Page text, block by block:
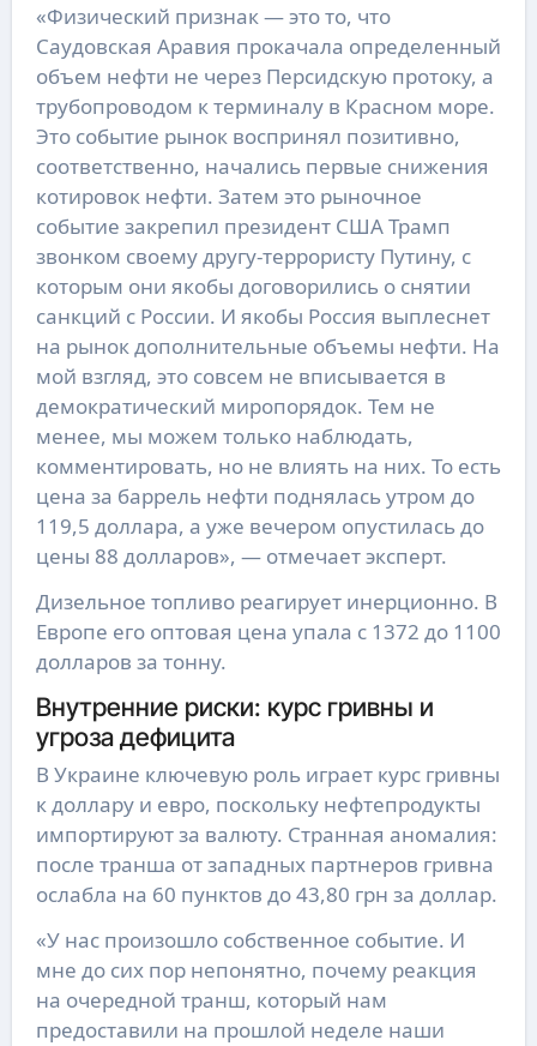
«Физический признак — это то, что
Саудовская Аравия прокачала определенный
объем нефти не через Персидскую протоку, а
трубопроводом к терминалу в Красном море.
Это событие рынок воспринял позитивно,
соответственно, начались первые снижения
котировок нефти. Затем это рыночное
событие закрепил президент США Трамп
звонком своему другу-террористу Путину, с
которым они якобы договорились о снятии
санкций с России. И якобы Россия выплеснет
на рынок дополнительные объемы нефти. На
мой взгляд, это совсем не вписывается в
демократический миропорядок. Тем не
менее, мы можем только наблюдать,
комментировать, но не влиять на них. То есть
цена за баррель нефти поднялась утром до
119,5 доллара, а уже вечером опустилась до
цены 88 долларов», — отмечает эксперт.
Дизельное топливо реагирует инерционно. В
Европе его оптовая цена упала с 1372 до 1100
долларов за тонну.
Внутренние риски: курс гривны и
угроза дефицита
В Украине ключевую роль играет курс гривны
к доллару и евро, поскольку нефтепродукты
импортируют за валюту. Странная аномалия:
после транша от западных партнеров гривна
ослабла на 60 пунктов до 43,80 грн за доллар.
«У нас произошло собственное событие. И
мне до сих пор непонятно, почему реакция
на очередной транш, который нам
предоставили на прошлой неделе наши